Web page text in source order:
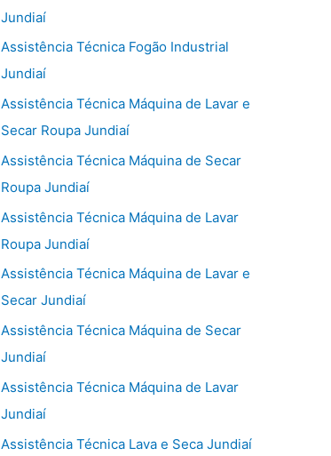
Jundiaí
Assistência Técnica Fogão Industrial
Jundiaí
Assistência Técnica Máquina de Lavar e
Secar Roupa Jundiaí
Assistência Técnica Máquina de Secar
Roupa Jundiaí
Assistência Técnica Máquina de Lavar
Roupa Jundiaí
Assistência Técnica Máquina de Lavar e
Secar Jundiaí
Assistência Técnica Máquina de Secar
Jundiaí
Assistência Técnica Máquina de Lavar
Jundiaí
Assistência Técnica Lava e Seca Jundiaí